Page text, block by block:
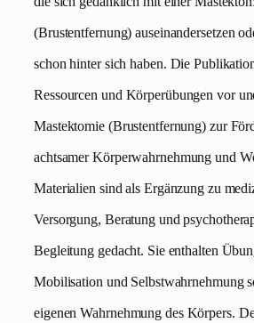
(Brustentfernung) auseinandersetzen
schon hinter sich haben. Die
Ressourcen und Körperübungen vor
Mastektomie (Brustentfernung) zur
achtsamer Körperwahrnehmung und
Materialien sind als Ergänzung zu
Versorgung, Beratung und
Begleitung gedacht. Sie enthalten
Mobilisation und Selbstwahrnehmung
eigenen Wahrnehmung des Körpers.